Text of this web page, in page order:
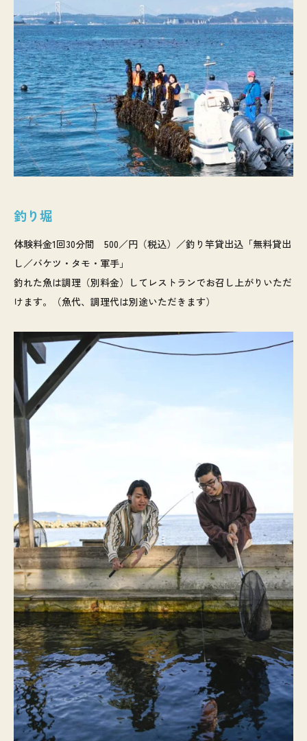
釣り堀
体験料金1回30分間 500／円（税込）／釣り竿貸出込「無料貸出
し／バケツ・タモ・軍手」
釣れた魚は調理（別料金）してレストランでお召し上がりいただ
けます。（魚代、調理代は別途いただきます）